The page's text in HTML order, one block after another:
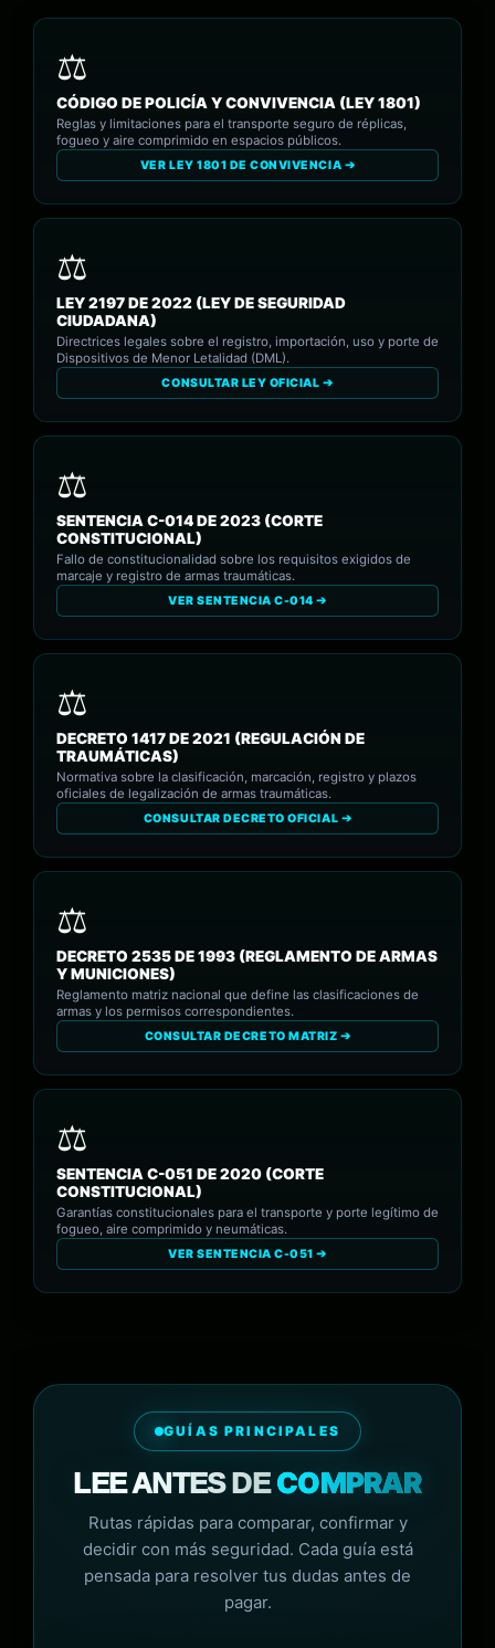
CÓDIGO DE POLICÍA Y CONVIVENCIA (LEY 1801)
Reglas y limitaciones para el transporte seguro de réplicas,
fogueo y aire comprimido en espacios públicos.
VER LEY 1801 DE CONVIVENCIA ➔
LEY 2197 DE 2022 (LEY DE SEGURIDAD
CIUDADANA)
Directrices legales sobre el registro, importación, uso y porte de
Dispositivos de Menor Letalidad (DML).
CONSULTAR LEY OFICIAL ➔
SENTENCIA C-014 DE 2023 (CORTE
CONSTITUCIONAL)
Fallo de constitucionalidad sobre los requisitos exigidos de
marcaje y registro de armas traumáticas.
VER SENTENCIA C-014 ➔
DECRETO 1417 DE 2021 (REGULACIÓN DE
TRAUMÁTICAS)
Normativa sobre la clasificación, marcación, registro y plazos
oficiales de legalización de armas traumáticas.
CONSULTAR DECRETO OFICIAL ➔
DECRETO 2535 DE 1993 (REGLAMENTO DE ARMAS
Y MUNICIONES)
Reglamento matriz nacional que define las clasificaciones de
armas y los permisos correspondientes.
CONSULTAR DECRETO MATRIZ ➔
SENTENCIA C-051 DE 2020 (CORTE
CONSTITUCIONAL)
Garantías constitucionales para el transporte y porte legítimo de
fogueo, aire comprimido y neumáticas.
VER SENTENCIA C-051 ➔
GUÍAS PRINCIPALES
LEE ANTES DECOMPRAR
Rutas rápidas para comparar, confirmar y
decidir con más seguridad. Cada guía está
pensada para resolver tus dudas antes de
pagar.